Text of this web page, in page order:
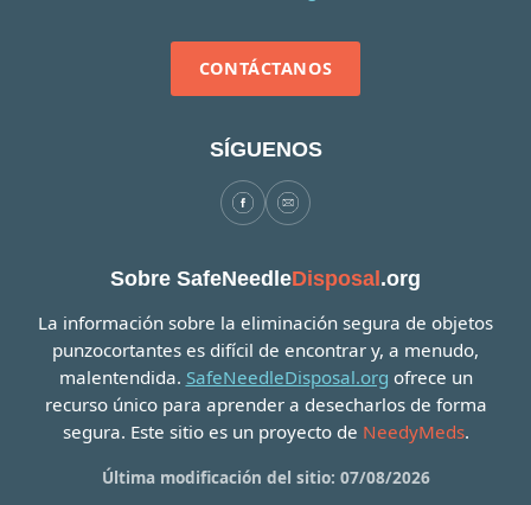
CONTÁCTANOS
SÍGUENOS
Sobre SafeNeedleDisposal.org
La información sobre la eliminación segura de objetos
punzocortantes es difícil de encontrar y, a menudo,
malentendida. SafeNeedleDisposal.org ofrece un
recurso único para aprender a desecharlos de forma
segura. Este sitio es un proyecto de NeedyMeds.
Última modificación del sitio: 07/08/2026